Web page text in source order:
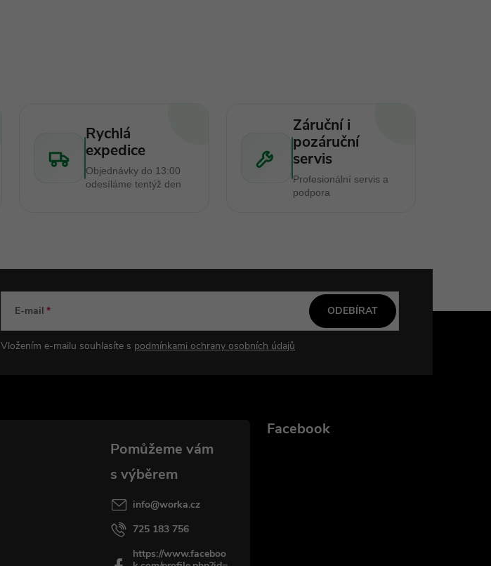
Rychlá
expedice
Objednávky do 13:00
odesíláme tentýž den
Záruční i
pozáruční
servis
Profesionální servis a
podpora
E-mail
Vložením e-mailu souhlasíte s podmínkami ochrany osobních údajů
ODEBÍRAT
info@worka.cz
725 183 756
https://www.faceboo
Facebook